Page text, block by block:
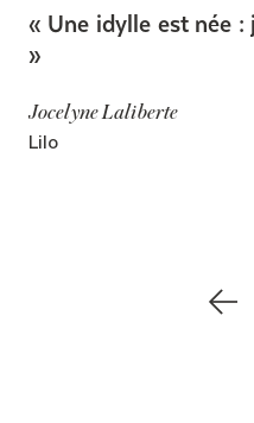
Une idylle est née
Jocelyne Laliberte
Lilo